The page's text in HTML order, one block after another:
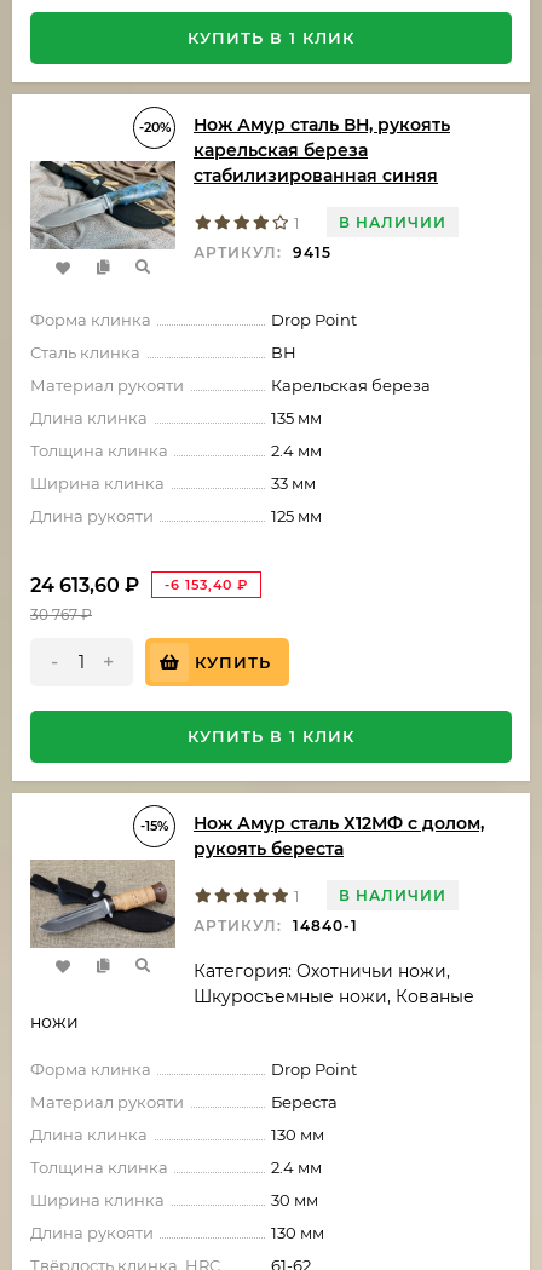
КУПИТЬ В 1 КЛИК
-20%
Нож Амур сталь ВН, рукоять
карельская береза
стабилизированная синяя
1
В НАЛИЧИИ
АРТИКУЛ:
9415
Форма клинка
Drop Point
Сталь клинка
ВН
Материал рукояти
Карельская береза
Длина клинка
135 мм
Толщина клинка
2.4 мм
Ширина клинка
33 мм
Длина рукояти
125 мм
24 613,60 ₽ -6 153,40 ₽
30 767₽
- + КУПИТЬ
КУПИТЬ В 1 КЛИК
-15%
Нож Амур сталь Х12МФ с долом,
рукоять береста
1
В НАЛИЧИИ
АРТИКУЛ:
14840-1
Категория: Охотничьи ножи,
Шкуросъемные ножи, Кованые
ножи
Форма клинка
Drop Point
Материал рукояти
Береста
Длина клинка
130 мм
Толщина клинка
2.4 мм
Ширина клинка
30 мм
Длина рукояти
130 мм
Твёрдость клинка, HRC
61-62